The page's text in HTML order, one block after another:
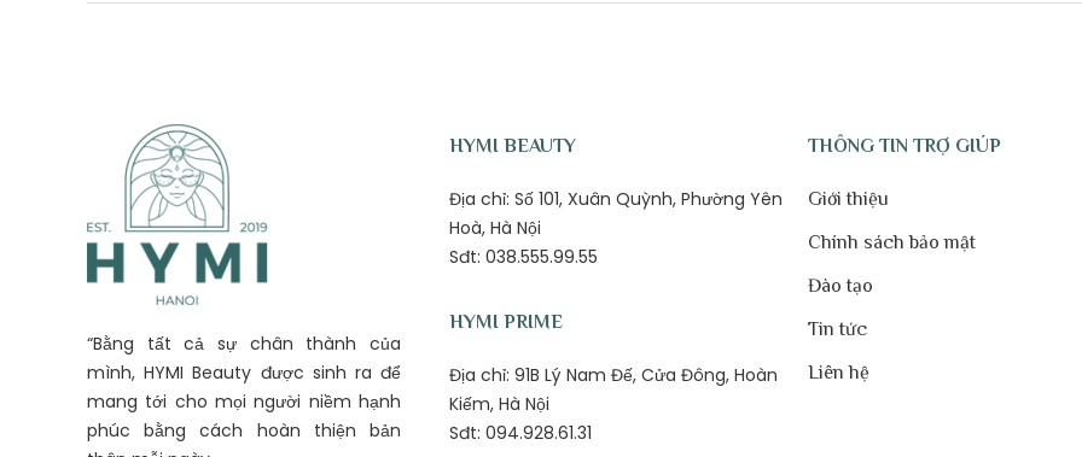
“Bằng tất cả sự chân thành của
mình, HYMI Beauty được sinh ra để
mang tới cho mọi người niềm hạnh
phúc bằng cách hoàn thiện bản
HYMI BEAUTY
Địa chỉ: Số 101, Xuân Quỳnh, Phường Yên
Hoà, Hà Nội
Sđt: 038.555.99.55
HYMI PRIME
Địa chỉ: 91B Lý Nam Đế, Cửa Đông, Hoàn
Kiếm, Hà Nội
Sđt: 094.928.61.31
THÔNG TIN TRỢ GIÚP
Giới thiệu
Chính sách bảo mật
Đào tạo
Tin tức
Liên hệ